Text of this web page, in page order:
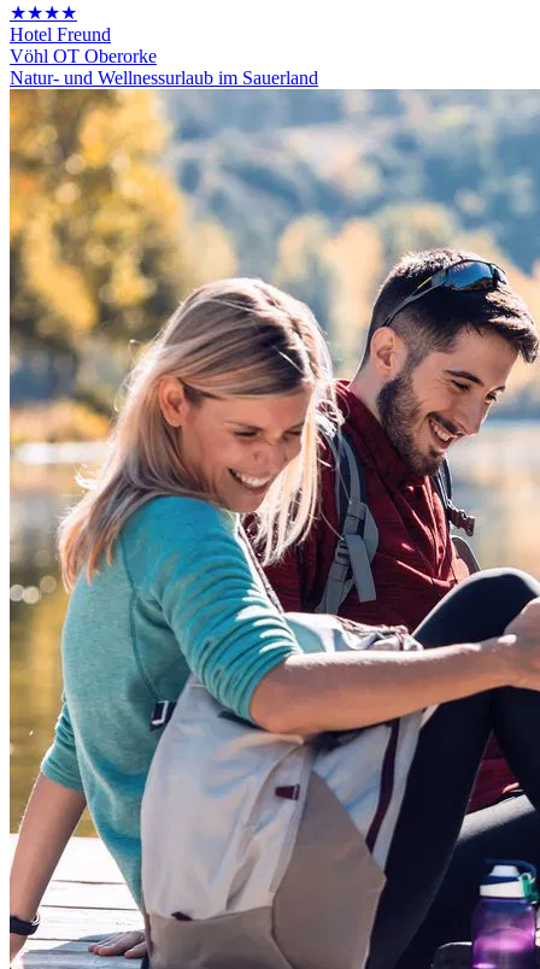
★★★★
Hotel Freund
Vöhl OT Oberorke
Natur- und Wellnessurlaub im Sauerland